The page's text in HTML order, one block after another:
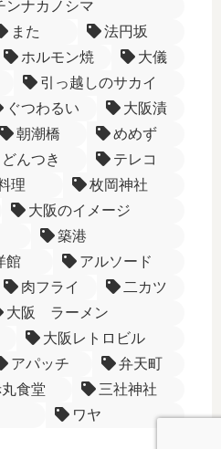
ンナカノシマ
また
法円坂
ホルモン焼
大儀
引っ越しのサカイ
ぐつわるい
大阪漬
朝潮橋
めめず
どんつき
テレコ
理
枚岡神社
大阪のイメージ
築港
館
アルソード
肉フライ
二カツ
大阪 ラーメン
大阪レトロビル
アパッチ
弁天町
食堂
三社神社
ワヤ